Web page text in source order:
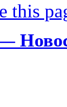
this